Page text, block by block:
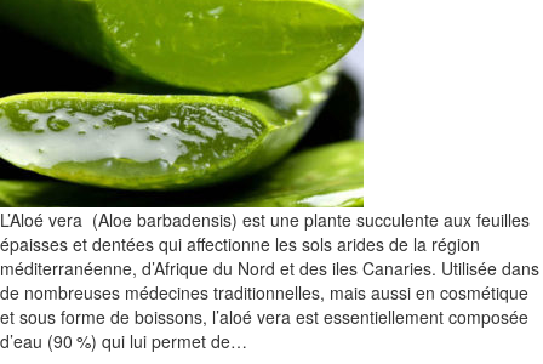
L’Aloé vera (Aloe barbadensis) est une plante succulente aux feuilles
épaisses et dentées qui affectionne les sols arides de la région
méditerranéenne, d’Afrique du Nord et des iles Canaries. Utilisée dans
de nombreuses médecines traditionnelles, mais aussi en cosmétique
et sous forme de boissons, l’aloé vera est essentiellement composée
d’eau (90 %) qui lui permet de…